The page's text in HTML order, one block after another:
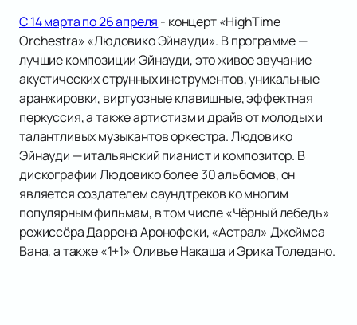
С 14 марта по 26 апреля - концерт «HighTime
Orchestra» «Людовико Эйнауди». В программе —
лучшие композиции Эйнауди, это живое звучание
акустических струнных инструментов, уникальные
аранжировки, виртуозные клавишные, эффектная
перкуссия, а также артистизм и драйв от молодых и
талантливых музыкантов оркестра. Людовико
Эйнауди — итальянский пианист и композитор. В
дискографии Людовико более 30 альбомов, он
является создателем саундтреков ко многим
популярным фильмам, в том числе «Чёрный лебедь»
режиссёра Даррена Аронофски, «Астрал» Джеймса
Вана, а также «1+1» Оливье Накаша и Эрика Толедано.